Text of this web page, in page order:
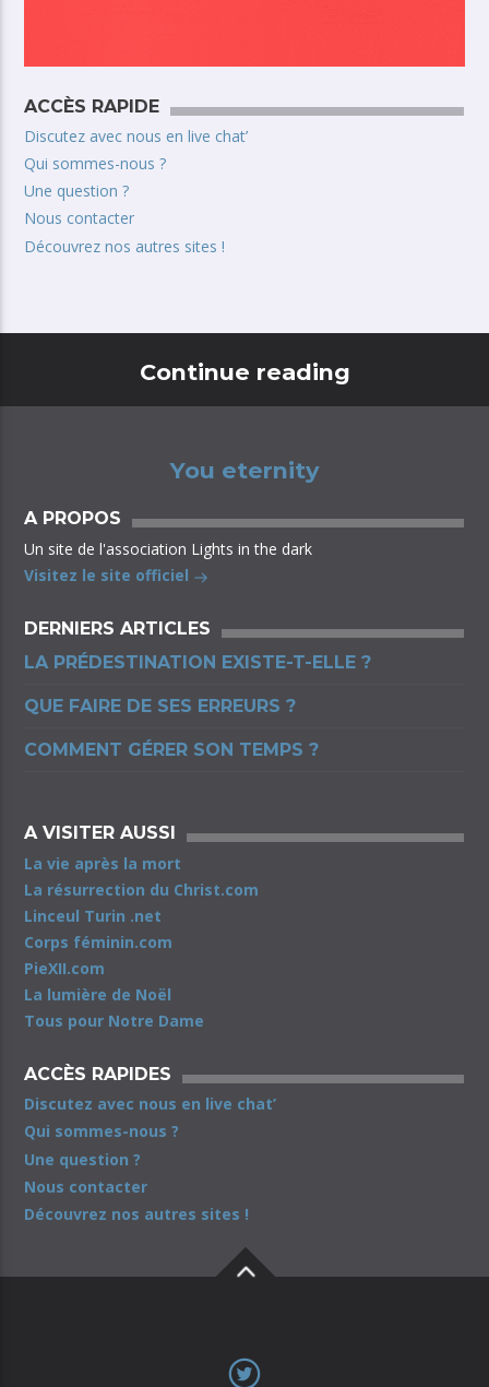
ACCÈS RAPIDE
Discutez avec nous en live chat’
Qui sommes-nous ?
Une question ?
Nous contacter
Découvrez nos autres sites !
Continue reading
You eternity
A PROPOS
Un site de l'association Lights in the dark
Visitez le site officiel
DERNIERS ARTICLES
LA PRÉDESTINATION EXISTE-T-ELLE ?
QUE FAIRE DE SES ERREURS ?
COMMENT GÉRER SON TEMPS ?
A VISITER AUSSI
La vie après la mort
La résurrection du Christ.com
Linceul Turin .net
Corps féminin.com
PieXII.com
La lumière de Noël
Tous pour Notre Dame
ACCÈS RAPIDES
Discutez avec nous en live chat’
Qui sommes-nous ?
Une question ?
Nous contacter
Découvrez nos autres sites !